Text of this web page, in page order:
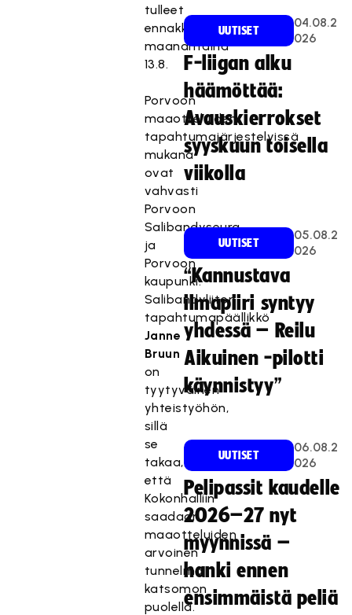
tulleet
ennakkomyyntiin
maanantaina
13.8.
Porvoon
maaotteluiden
tapahtumajärjestelyissä
mukana
ovat
vahvasti
Porvoon
Salibandyseura
ja
Porvoon
kaupunki.
Salibandyliiton
tapahtumapäällikkö
Janne
Bruun
on
tyytyväinen
yhteistyöhön,
sillä
se
takaa,
että
Kokonhalliin
saadaan
maaotteluiden
arvoinen
tunnelma
katsomon
puolella.
UUTISET
04.08.2
026
F-liigan alku
häämöttää:
Avauskierrokset
syyskuun toisella
viikolla
UUTISET
05.08.2
026
“Kannustava
ilmapiiri syntyy
yhdessä – Reilu
Aikuinen -pilotti
käynnistyy”
UUTISET
06.08.2
026
Pelipassit kaudelle
2026–27 nyt
myynnissä –
hanki ennen
ensimmäistä peliä